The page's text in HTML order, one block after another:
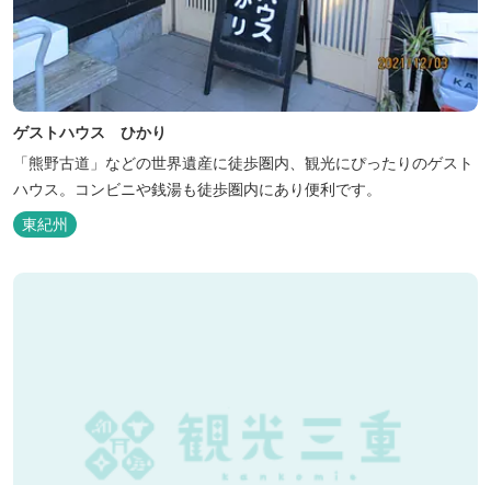
ゲストハウス ひかり
「熊野古道」などの世界遺産に徒歩圏内、観光にぴったりのゲスト
ハウス。コンビニや銭湯も徒歩圏内にあり便利です。
東紀州